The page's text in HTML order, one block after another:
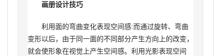
画册设计技巧
利用面的弯曲变化表现空间感:而通过旋转、弯曲
变形以后，由于同一面的不同部分产生方向上的改变，
就会使形象在视觉上产生空间感。利用光影表现空间